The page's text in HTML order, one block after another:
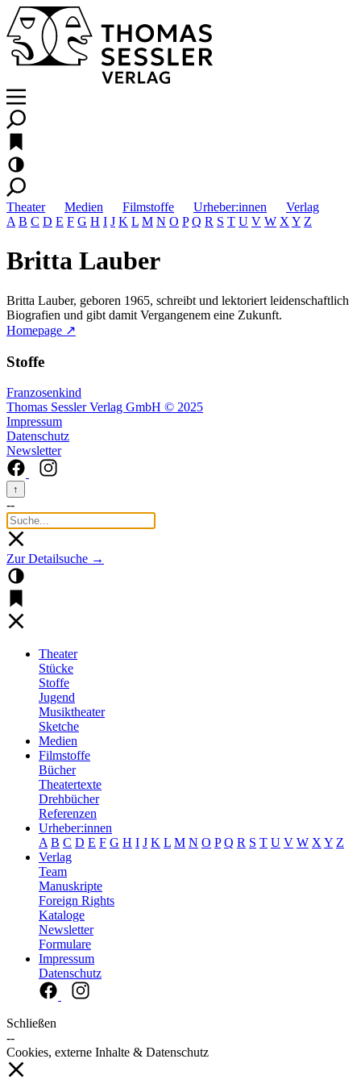
Theater Medien Filmstoffe Urheber:innen
Verlag
A B C D E F G H I J K L M N O P Q R S T U V W X Y Z
Britta Lauber
Britta Lauber, geboren 1965, schreibt und lektoriert leidenschaftlich
Biografien und gibt damit Vergangenem eine Zukunft.
Homepage ↗
Stoffe
Franzosenkind
Thomas Sessler Verlag GmbH © 2025
Impressum
Datenschutz
Newsletter
↑
--
Zur Detailsuche →
Theater
Stücke
Stoffe
Jugend
Musiktheater
Sketche
Medien
Filmstoffe
Bücher
Theatertexte
Drehbücher
Referenzen
Urheber:innen
A B C D E F G H I J K L M N O P Q R S T U V W X Y Z
Verlag
Team
Manuskripte
Foreign Rights
Kataloge
Newsletter
Formulare
Impressum
Datenschutz
Schließen
--
Cookies, externe Inhalte & Datenschutz